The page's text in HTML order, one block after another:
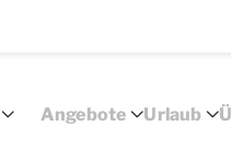
Angebote Urlaub